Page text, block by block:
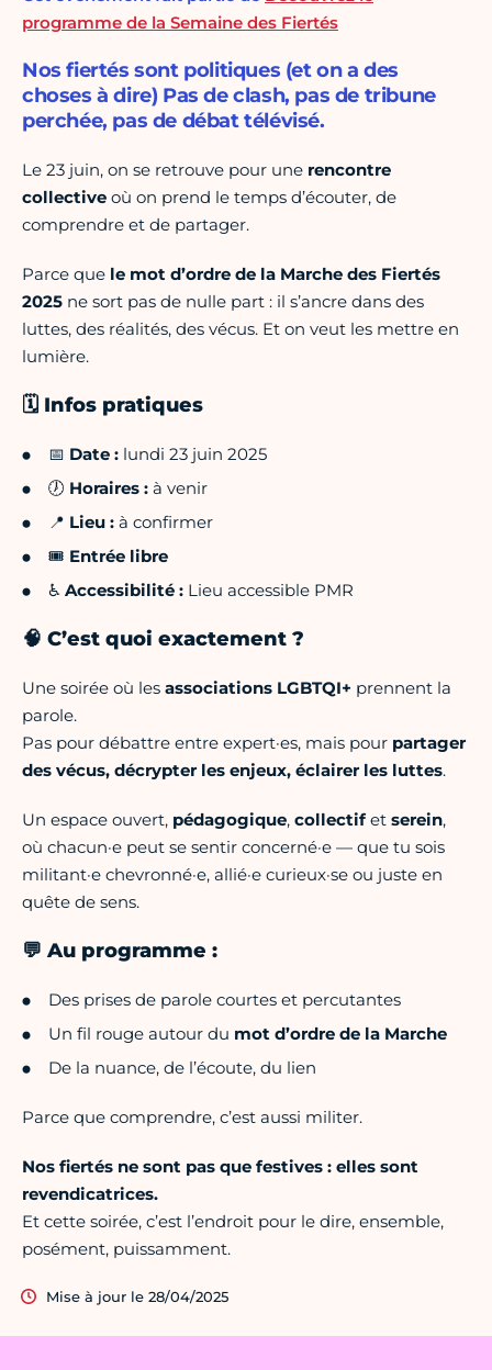
programme de la Semaine des Fiertés
Nos fiertés sont politiques (et on a des
choses à dire) Pas de clash, pas de tribune
perchée, pas de débat télévisé.
Le 23 juin, on se retrouve pour une rencontre
collective où on prend le temps d’écouter, de
comprendre et de partager.
Parce que le mot d’ordre de la Marche des Fiertés
2025 ne sort pas de nulle part : il s’ancre dans des
luttes, des réalités, des vécus. Et on veut les mettre en
lumière.
🗓️ Infos pratiques
📅 Date : lundi 23 juin 2025
🕖 Horaires : à venir
📍 Lieu : à confirmer
🎟️ Entrée libre
♿ Accessibilité : Lieu accessible PMR
🧠 C’est quoi exactement ?
Une soirée où les associations LGBTQI+ prennent la
parole.
Pas pour débattre entre expert·es, mais pour partager
des vécus, décrypter les enjeux, éclairer les luttes.
Un espace ouvert, pédagogique, collectifet serein,
où chacun·e peut se sentir concerné·e — que tu sois
militant·e chevronné·e, allié·e curieux·se ou juste en
quête de sens.
💬 Au programme :
Des prises de parole courtes et percutantes
Un fil rouge autour du mot d’ordre de la Marche
De la nuance, de l’écoute, du lien
Parce que comprendre, c’est aussi militer.
Nos fiertés ne sont pas que festives : elles sont
revendicatrices.
Et cette soirée, c’est l’endroit pour le dire, ensemble,
posément, puissamment.
Mise à jour le 28/04/2025